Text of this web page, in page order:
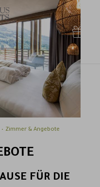
Zimmer & Angebote
FÜR DIE